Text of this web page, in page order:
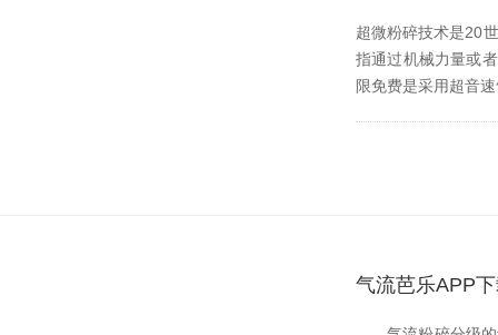
超微粉碎技术是20世
指通过机械力量或者
限免费是采用超音速
气流芭乐APP下